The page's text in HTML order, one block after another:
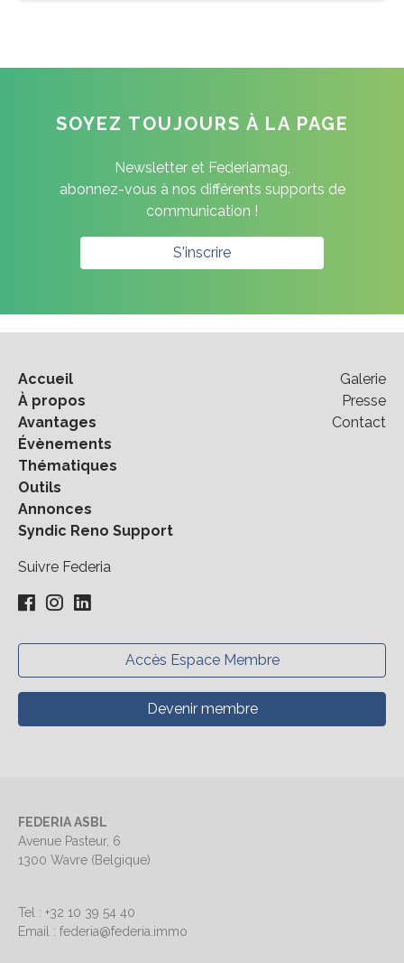
SOYEZ TOUJOURS À LA PAGE
Newsletter et Federiamag,
abonnez-vous à nos différents supports de
communication !
S'inscrire
Accueil
À propos
Avantages
Évènements
Thématiques
Outils
Annonces
Syndic Reno Support
Galerie
Presse
Contact
Suivre Federia
Accès Espace Membre
Devenir membre
FEDERIA ASBL
Avenue Pasteur, 6
1300 Wavre (Belgique)
Tel : +32 10 39 54 40
Email : federia@federia.immo